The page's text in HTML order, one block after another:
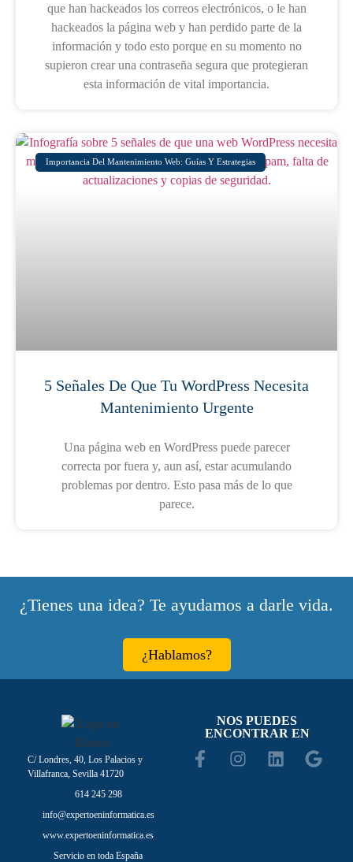
que han hackeados los correos electrónicos, o le han
hackeados la página web y han perdido parte de la
información y todo esto porque en su momento no
supieron crear una contraseña segura que protegieran
esta información de vital importancia.
Importancia Del Mantenimiento Web: Guías Y Estrategias
5 Señales De Que Tu WordPress Necesita
Mantenimiento Urgente
Una página web en WordPress puede parecer
correcta por fuera y, aun así, estar acumulando
problemas por dentro. Esto pasa más de lo que
parece.
¿Tienes una idea? Te ayudamos a darle vida.
¿Hablamos?
C/ Londres, 40, Los Palacios y
Villafranca, Sevilla 41720
614 245 298
info@expertoeninformatica.es
www.expertoeninformatica.es
Servicio en toda España
NOS PUEDES
ENCONTRAR EN